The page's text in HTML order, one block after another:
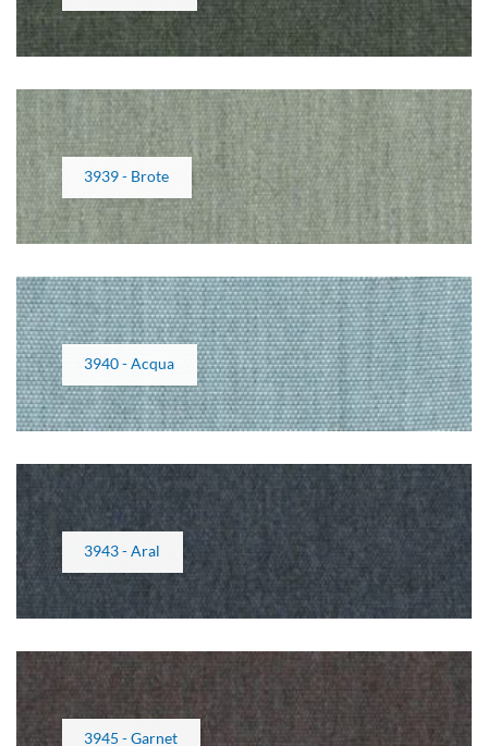
3939 - Brote
3940 - Acqua
3943 - Aral
3945 - Garnet